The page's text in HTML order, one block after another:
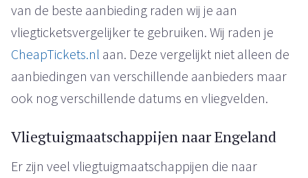
van de beste aanbieding raden wij je aan
vliegticketsvergelijker te gebruiken. Wij raden je
CheapTickets.nl aan. Deze vergelijkt niet alleen de
aanbiedingen van verschillende aanbieders maar
ook nog verschillende datums en vliegvelden.
Vliegtuigmaatschappijen naar Engeland
Er zijn veel vliegtuigmaatschappijen die naar